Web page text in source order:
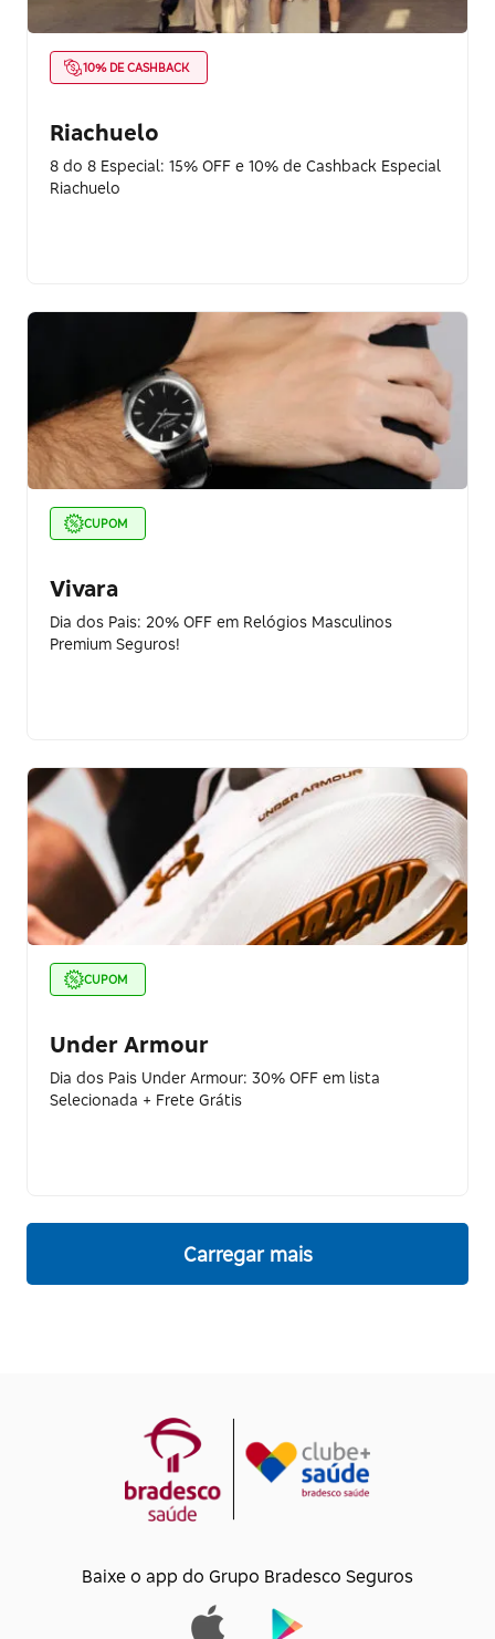
10% DE CASHBACK
Riachuelo
8 do 8 Especial: 15% OFF e 10% de Cashback Especial
Riachuelo
CUPOM
Vivara
Dia dos Pais: 20% OFF em Relógios Masculinos
Premium Seguros!
CUPOM
Under Armour
Dia dos Pais Under Armour: 30% OFF em lista
Selecionada + Frete Grátis
Carregar mais
Baixe o app do Grupo Bradesco Seguros